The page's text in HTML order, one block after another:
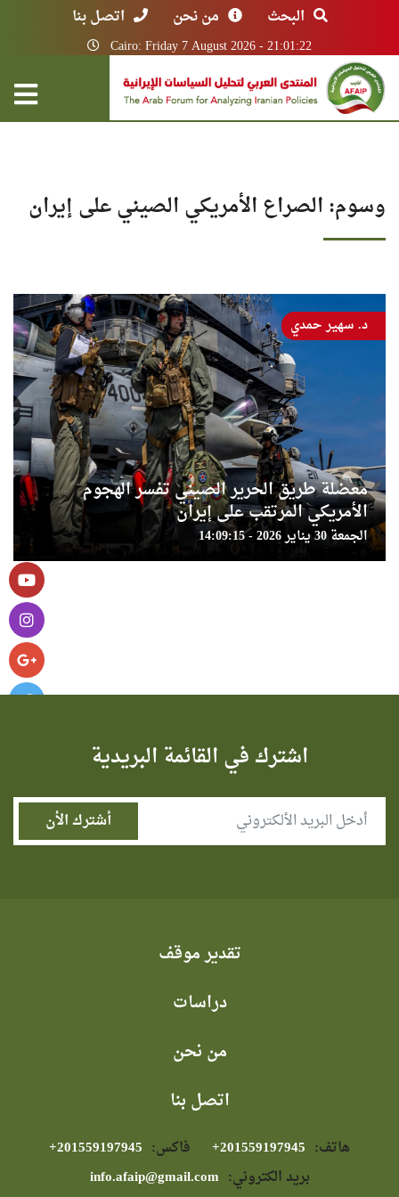
البحث من نحن اتصل بنا
Cairo: Friday 7 August 2026 - 21:01:22
وسوم: الصراع الأمريكي الصيني على إيران
معضلة طريق الحرير الصيني تفسر الهجوم
الأمريكي المرتقب على إيران
الجمعة 30 يناير 2026 - 14:09:15
د. سهير حمدي
اشترك في القائمة البريدية
تقدير موقف
دراسات
من نحن
اتصل بنا
هاتف: فاكس:
بريد الكتروني: info.afaip@gmail.com